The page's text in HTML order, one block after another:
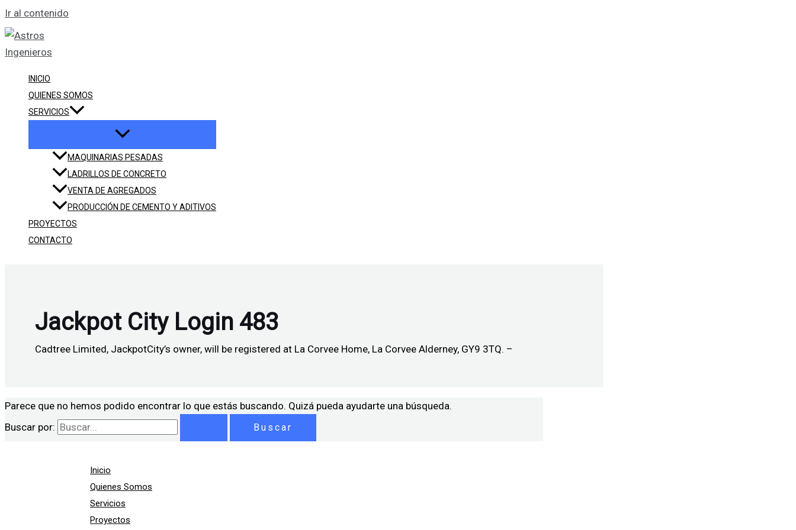
Ir al contenido
INICIO
QUIENES SOMOS
SERVICIOS
MAQUINARIAS PESADAS
LADRILLOS DE CONCRETO
VENTA DE AGREGADOS
PRODUCCIÓN DE CEMENTO Y ADITIVOS
PROYECTOS
CONTACTO
Jackpot City Login 483
Cadtree Limited, JackpotCity’s owner, will be registered at La Corvee Home, La Corvee Alderney, GY9 3TQ. –
Parece que no hemos podido encontrar lo que estás buscando. Quizá pueda ayudarte una búsqueda.
Buscar por:
Inicio
Quienes Somos
Servicios
Proyectos